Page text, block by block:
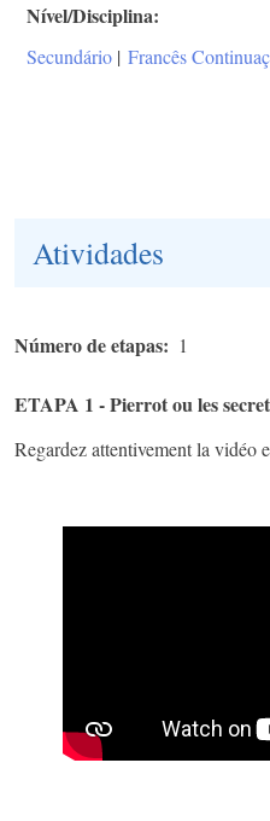
Nível/Disciplina
Secundário | Francês
Atividades
Número de etapas 1
ETAPA 1 - Pierrot ou les
Regardez attentivement la vidéo